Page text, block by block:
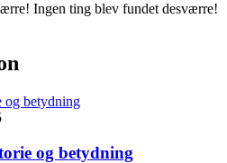
Ingen ting blev fundet desværre!
og betydning